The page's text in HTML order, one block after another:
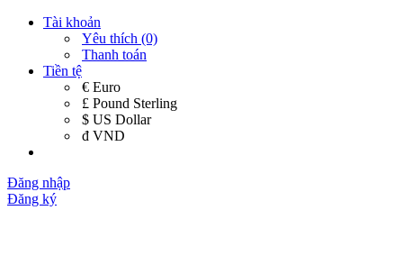
Tài khoản
Yêu thích (0)
Thanh toán
Tiền tệ
€ Euro
£ Pound Sterling
$ US Dollar
đ VND
Đăng nhập
Đăng ký